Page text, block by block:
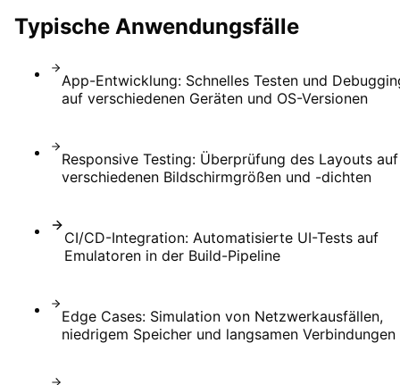
Typische Anwendungsfälle
App-Entwicklung: Schnelles Testen und
auf verschiedenen Geräten und OS-Versionen
Responsive Testing: Überprüfung des Layouts auf
verschiedenen Bildschirmgrößen und -dichten
CI/CD-Integration: Automatisierte UI-Tests auf
Emulatoren in der Build-Pipeline
Edge Cases: Simulation von Netzwerkausfällen,
niedrigem Speicher und langsamen Verbindungen